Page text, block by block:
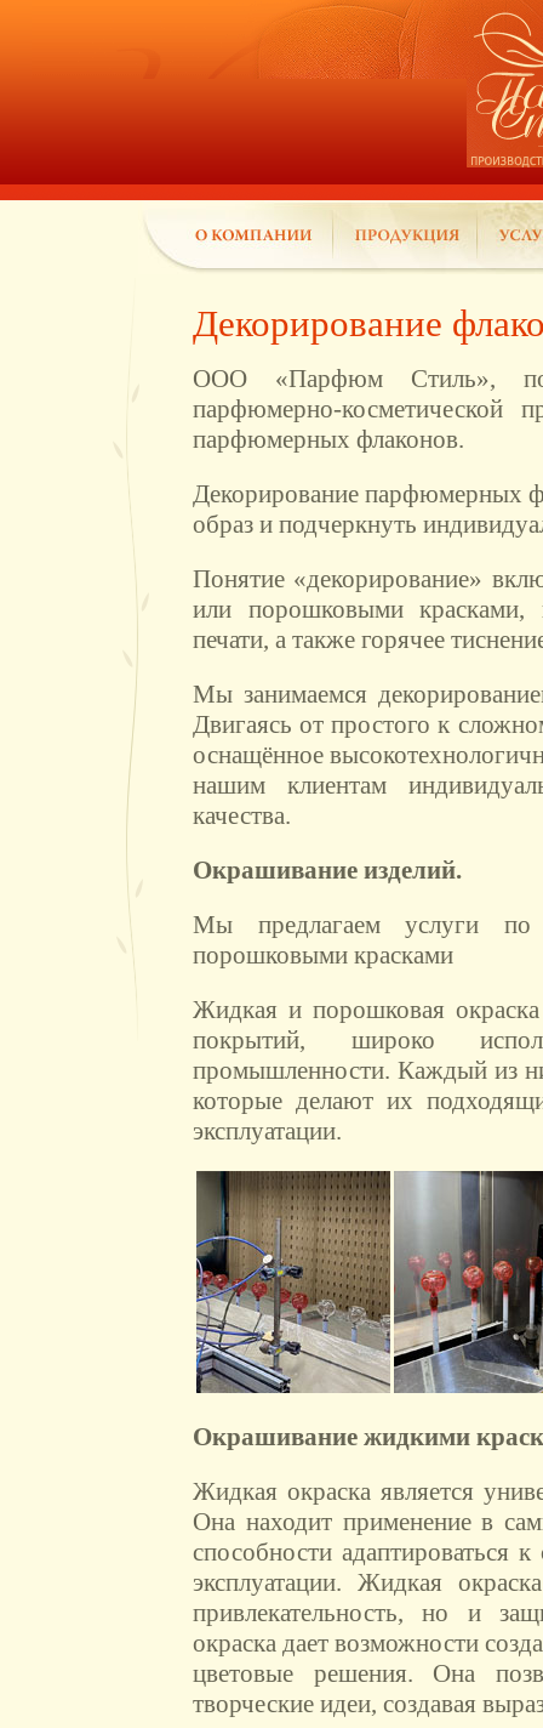
Декорирование
ООО «Парфюм Стиль»,
парфюмерно-косметической
парфюмерных флаконов.
Декорирование парфюмерных
образ и подчеркнуть
Понятие «декорирование»
или порошковыми красками,
печати, а также горячее
Мы занимаемся
Двигаясь от простого к
оснащённое
нашим клиентам
качества.
Окрашивание изделий.
Мы предлагаем услуги
порошковыми красками
Жидкая и порошковая
покрытий, широко
промышленности. Каждый из
которые делают их
эксплуатации.
Окрашивание жидкими
Жидкая окраска является
Она находит применение в
способности адаптироваться
эксплуатации. Жидкая
привлекательность, но и
окраска дает возможности
цветовые решения. Она
творческие идеи, создавая